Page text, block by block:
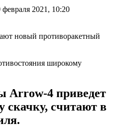
2021, 10:20
широкому
Arrow-4 приведет
скачку, считают в